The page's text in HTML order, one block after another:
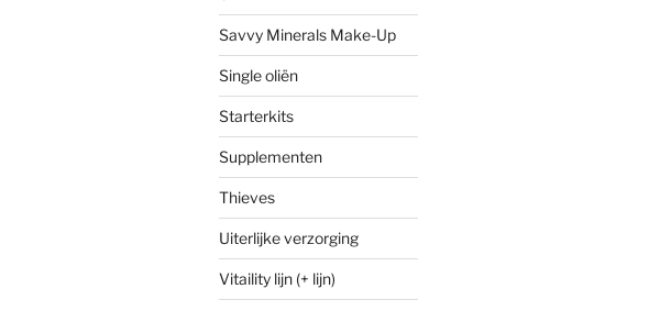
Savvy Minerals Make-Up
Single oliën
Starterkits
Supplementen
Thieves
Uiterlijke verzorging
Vitaility lijn (+ lijn)